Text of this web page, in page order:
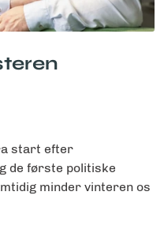
start efter
de første politiske
minder vinteren os